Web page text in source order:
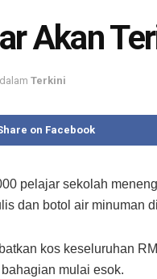
Akan
dalam Terkini
on Facebook
pelajar sekolah
dan botol air minuman
kos keseluruhan
mulai esok.